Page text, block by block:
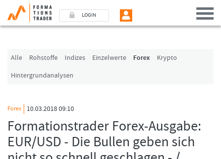
LOGIN
Alle Rohstoffe Indizes Einzelwerte Forex
Krypto
Hintergrundanalysen
Forex 10.03.2018 09:10
Formationstrader Forex-Ausgabe:
EUR/USD - Die Bullen geben sich
Benutzer (E-Mail-Adresse in Kleinschrift)
Angemeldet bleiben
LOGIN